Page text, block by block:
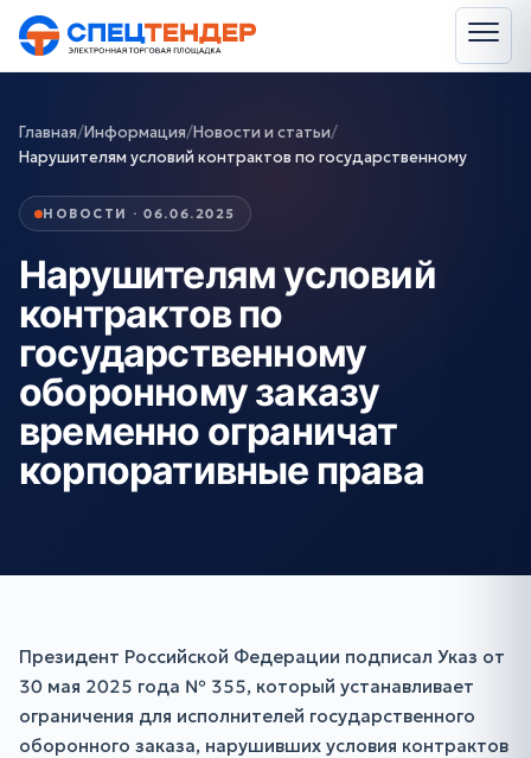
Главная/Информация/Новости и статьи/
Нарушителям условий контрактов по государственному
НОВОСТИ · 06.06.2025
Нарушителям условий
контрактов по
государственному
оборонному заказу
временно ограничат
корпоративные права
Президент Российской Федерации подписал Указ от
30 мая 2025 года № 355, который устанавливает
ограничения для исполнителей государственного
оборонного заказа, нарушивших условия контрактов